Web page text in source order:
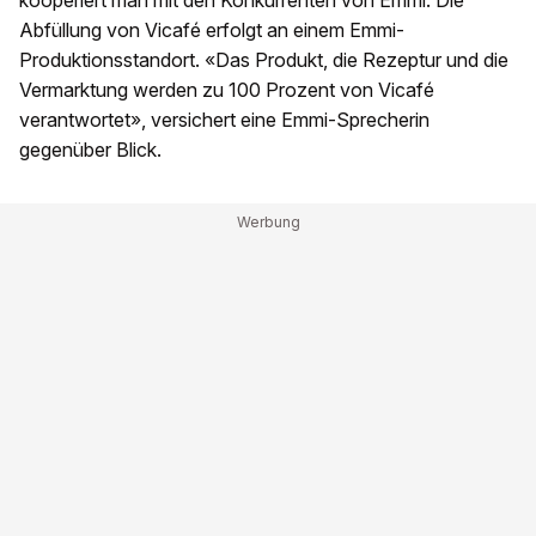
Abfüllung von Vicafé erfolgt an einem Emmi-
Produktionsstandort. «Das Produkt, die Rezeptur und die
Vermarktung werden zu 100 Prozent von Vicafé
verantwortet», versichert eine Emmi-Sprecherin
gegenüber Blick.